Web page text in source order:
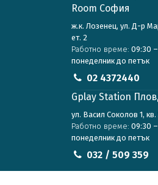
Room София
ж.к. Лозенец, ул. Д-р
ет. 2
Работно време: 09:30
понеделник до петък
02 4372440
Gplay Station
ул. Васил Соколов 1,
Работно време: 09:30
понеделник до петък
032 / 509 359